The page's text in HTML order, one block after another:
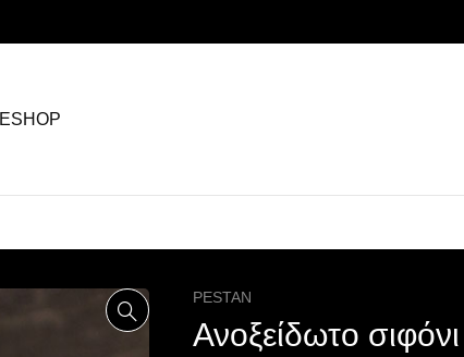
ESHOP
PESTAN
Ανοξείδωτο